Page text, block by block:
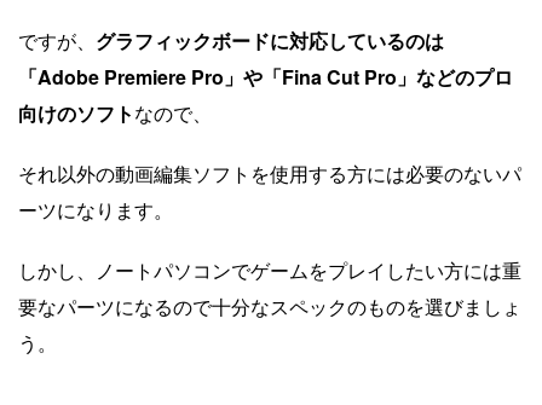
ですが、 グラフィックボードに対応しているのは
「Adobe Premiere Pro」や「Fina Cut Pro」などのプロ
向けのソフトなので、
それ以外の動画編集ソフトを使用する方には必要のないパ
ーツになります。
しかし、ノートパソコンでゲームをプレイしたい方には重
要なパーツになるので十分なスペックのものを選びましょ
う。